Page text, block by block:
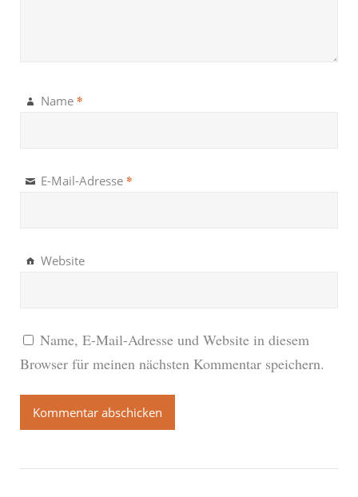
Name *
E-Mail-Adresse *
Website
Name, E-Mail-Adresse und Website in diesem
Browser für meinen nächsten Kommentar speichern.